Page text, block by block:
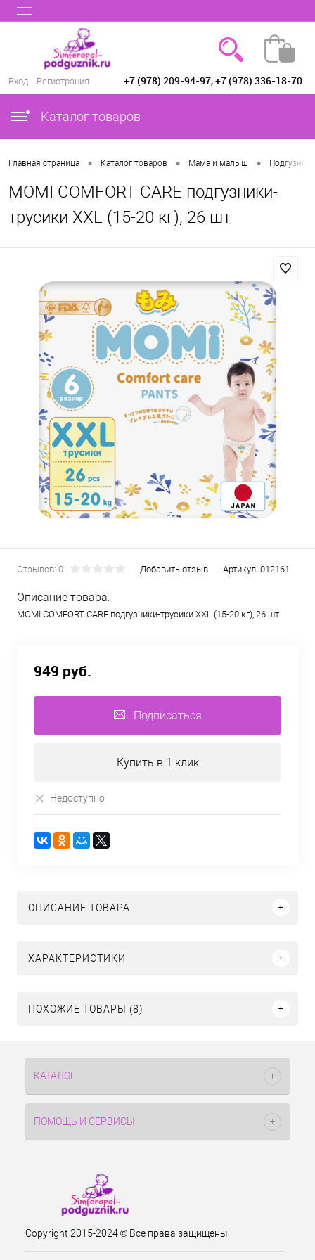
Вход Регистрация +7 (978) 209-94-97, +7 (978) 336-18-70
Каталог товаров
Главная страница • Каталог товаров • Мама и малыш •
MOMI COMFORT CARE подгузники-
трусики XXL (15-20 кг), 26 шт
Отзывов: 0 Добавить отзыв Артикул: 012161
Описание товара:
MOMI COMFORT CARE подгузники-трусики XXL (15-20 кг), 26 шт
949 руб.
Подписаться
Купить в 1 клик
Недоступно
ОПИСАНИЕ ТОВАРА
ХАРАКТЕРИСТИКИ
ПОХОЖИЕ ТОВАРЫ (8)
КАТАЛОГ
ПОМОЩЬ И СЕРВИСЫ
Copyright 2015-2024 © Все права защищены.